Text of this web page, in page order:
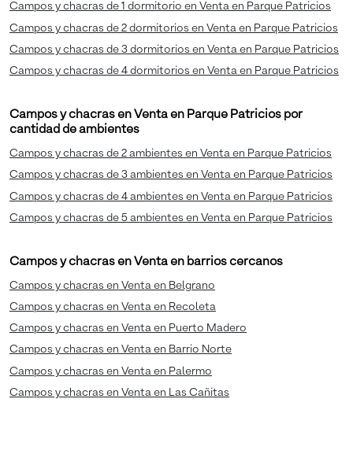
Campos y chacras de 1 dormitorio en Venta en Parque Patricios
Campos y chacras de 2 dormitorios en Venta en Parque Patricios
Campos y chacras de 3 dormitorios en Venta en Parque Patricios
Campos y chacras de 4 dormitorios en Venta en Parque Patricios
Campos y chacras en Venta en Parque Patricios por
cantidad de ambientes
Campos y chacras de 2 ambientes en Venta en Parque Patricios
Campos y chacras de 3 ambientes en Venta en Parque Patricios
Campos y chacras de 4 ambientes en Venta en Parque Patricios
Campos y chacras de 5 ambientes en Venta en Parque Patricios
Campos y chacras en Venta en barrios cercanos
Campos y chacras en Venta en Belgrano
Campos y chacras en Venta en Recoleta
Campos y chacras en Venta en Puerto Madero
Campos y chacras en Venta en Barrio Norte
Campos y chacras en Venta en Palermo
Campos y chacras en Venta en Las Cañitas